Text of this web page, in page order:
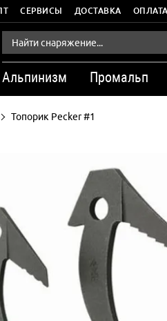
СЕРВИСЫ ДОСТАВКА ОПЛАТА
Альпинизм Промальп
Топорик Pecker #1